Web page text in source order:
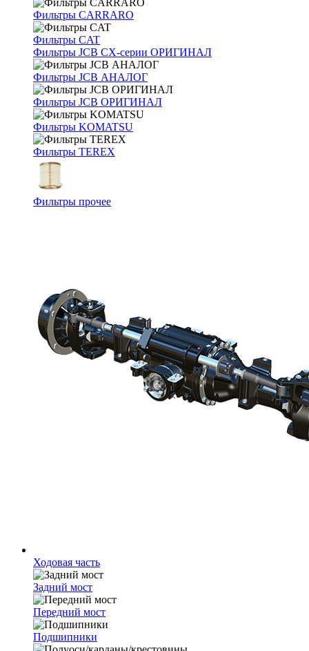
Фильтры CARRARO
Фильтры CAT
Фильтры JCB CX-серии ОРИГИНАЛ
Фильтры JCB АНАЛОГ
Фильтры JCB ОРИГИНАЛ
Фильтры KOMATSU
Фильтры TEREX
Фильтры прочее
Ходовая часть
Задний мост
Передний мост
Подшипники